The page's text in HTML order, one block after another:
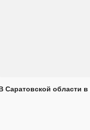
Саратовской области